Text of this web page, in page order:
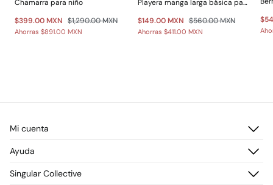
Chamarra para niño
$399.00 MXN $1,290.00 MXN
Ahorras $891.00 MXN
Playera manga larga básica para niño
$149.00 MXN $560.00 MXN
Ahorras $411.00 MXN
Mi cuenta
Registrarme
Direcciones de envío
Ayuda
Preguntas frecuentes
Singular Collective